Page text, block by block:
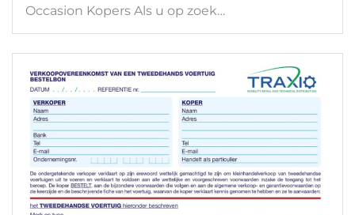
Occasion Kopers Als u op zoek…